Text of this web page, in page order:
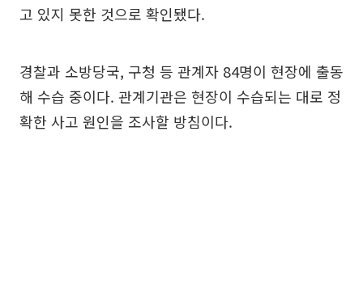
고 있지 못한 것으로 확인됐다.
경찰과 소방당국, 구청 등 관계자 84명이 현장에 출동
해 수습 중이다. 관계기관은 현장이 수습되는 대로 정
확한 사고 원인을 조사할 방침이다.